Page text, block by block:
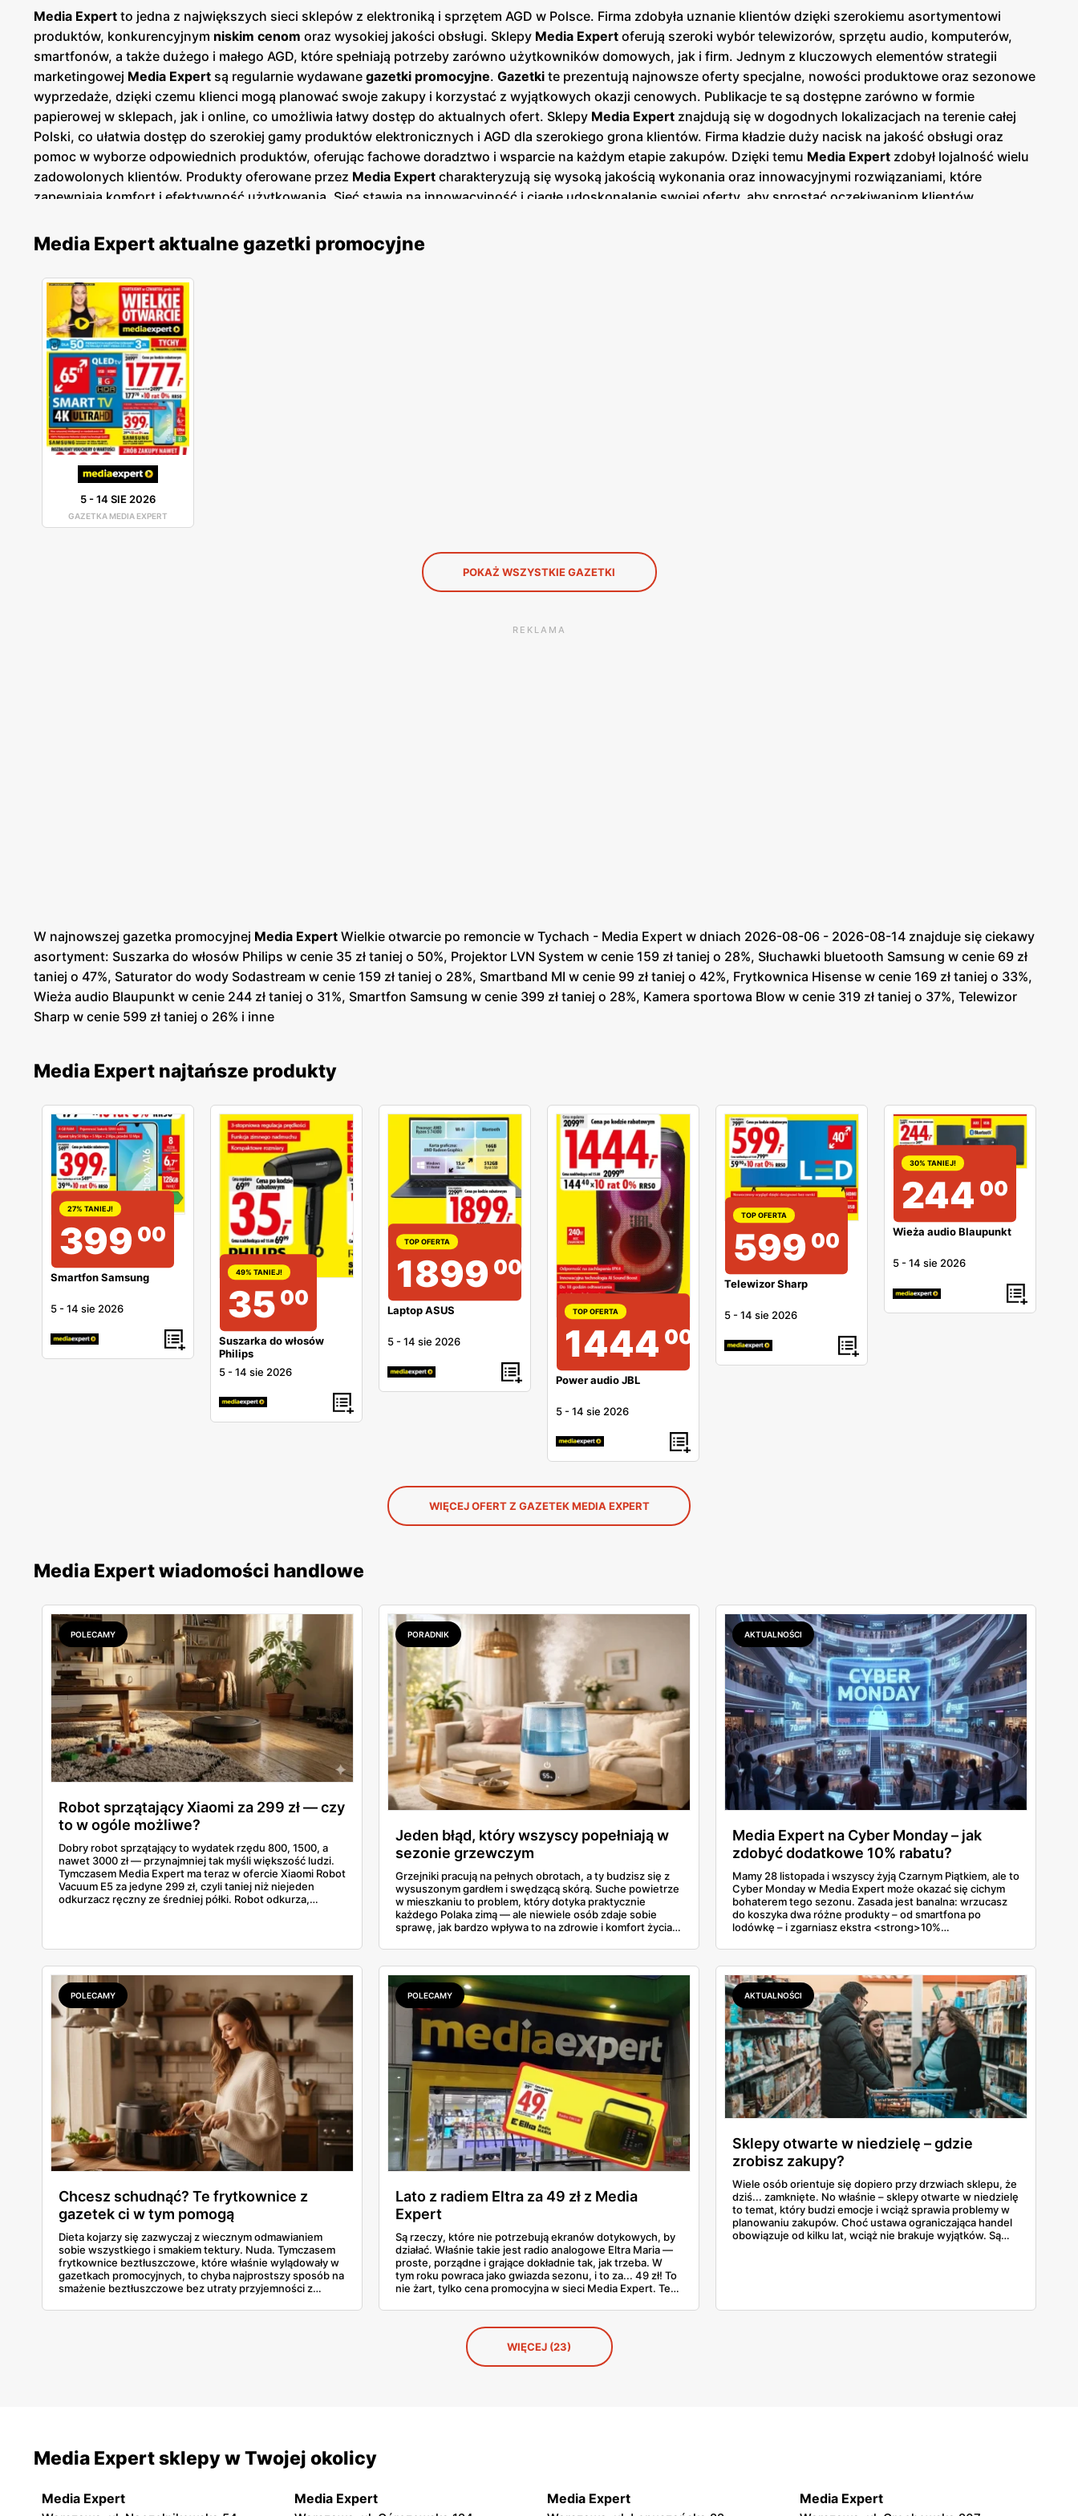
Media Expert to jedna z największych sieci sklepów z elektroniką i sprzętem AGD w Polsce. Firma zdobyła uznanie klientów dzięki szerokiemu asortymentowi
produktów, konkurencyjnym niskim cenom oraz wysokiej jakości obsługi. Sklepy Media Expert oferują szeroki wybór telewizorów, sprzętu audio, komputerów,
smartfonów, a także dużego i małego AGD, które spełniają potrzeby zarówno użytkowników domowych, jak i firm. Jednym z kluczowych elementów strategii
marketingowej Media Expert są regularnie wydawane gazetki promocyjne. Gazetki te prezentują najnowsze oferty specjalne, nowości produktowe oraz sezonowe
wyprzedaże, dzięki czemu klienci mogą planować swoje zakupy i korzystać z wyjątkowych okazji cenowych. Publikacje te są dostępne zarówno w formie
papierowej w sklepach, jak i online, co umożliwia łatwy dostęp do aktualnych ofert. Sklepy Media Expert znajdują się w dogodnych lokalizacjach na terenie całej
Polski, co ułatwia dostęp do szerokiej gamy produktów elektronicznych i AGD dla szerokiego grona klientów. Firma kładzie duży nacisk na jakość obsługi oraz
pomoc w wyborze odpowiednich produktów, oferując fachowe doradztwo i wsparcie na każdym etapie zakupów. Dzięki temu Media Expert zdobył lojalność wielu
zadowolonych klientów. Produkty oferowane przez Media Expert charakteryzują się wysoką jakością wykonania oraz innowacyjnymi rozwiązaniami, które
zapewniają komfort i efektywność użytkowania. Sieć stawia na innowacyjność i ciągłe udoskonalanie swojej oferty, aby sprostać oczekiwaniom klientów
Media Expert aktualne gazetki promocyjne
5-14 SIE 2026
GAZETKA MEDIA EXPERT
POKAŻ WSZYSTKIE GAZETKI
REKLAMA
W najnowszej gazetka promocyjnej Media Expert Wielkie otwarcie po remoncie w Tychach - Media Expert w dniach 2026-08-06 - 2026-08-14 znajduje się ciekawy
asortyment: Suszarka do włosów Philips w cenie 35 zł taniej o 50%, Projektor LVN System w cenie 159 zł taniej o 28%, Słuchawki bluetooth Samsung w cenie 69 zł
taniej o 47%, Saturator do wody Sodastream w cenie 159 zł taniej o 28%, Smartband MI w cenie 99 zł taniej o 42%, Frytkownica Hisense w cenie 169 zł taniej o 33%,
Wieża audio Blaupunkt w cenie 244 zł taniej o 31%, Smartfon Samsung w cenie 399 zł taniej o 28%, Kamera sportowa Blow w cenie 319 zł taniej o 37%, Telewizor
Sharp w cenie 599 zł taniej o 26% i inne
Media Expert najtańsze produkty
27% TANIEJ!
399 00
Smartfon Samsung
5 -14 sie 2026
49% TANIEJ!
35 00
Suszarka do włosów
Philips
5 -14 sie 2026
TOP OFERTA
1899 00
Laptop ASUS
5 -14 sie 2026
TOP OFERTA
1444 00
Power audio JBL
5 -14 sie 2026
TOP OFERTA
599 00
Telewizor Sharp
5 -14 sie 2026
30% TANIEJ!
244 00
Wieża audio Blaupunkt
5 -14 sie 2026
WIĘCEJ OFERT Z GAZETEK MEDIA EXPERT
Media Expert wiadomości handlowe
POLECAMY
Robot sprzątający Xiaomi za 299 zł — czy
to w ogóle możliwe?
Dobry robot sprzątający to wydatek rzędu 800, 1500, a
nawet 3000 zł — przynajmniej tak myśli większość ludzi.
Tymczasem Media Expert ma teraz w ofercie Xiaomi Robot
Vacuum E5 za jedyne 299 zł, czyli taniej niż niejeden
odkurzacz ręczny ze średniej półki. Robot odkurza,
PORADNIK
Jeden błąd, który wszyscy popełniają w
sezonie grzewczym
Grzejniki pracują na pełnych obrotach, a ty budzisz się z
wysuszonym gardłem i swędzącą skórą. Suche powietrze
w mieszkaniu to problem, który dotyka praktycznie
każdego Polaka zimą — ale niewiele osób zdaje sobie
sprawę, jak bardzo wpływa to na zdrowie i komfort życia.
30%, podczas gdy norma mówi o minimum 40-60%.
Rozwiązanie? Prostsze, niż myślisz, i nie wymaga
remontów ani ogromnych wydatków.
AKTUALNOŚCI
Media Expert na Cyber Monday – jak
zdobyć dodatkowe 10% rabatu?
Mamy 28 listopada i wszyscy żyją Czarnym Piątkiem, ale to
Cyber Monday w Media Expert może okazać się cichym
bohaterem tego sezonu. Zasada jest banalna: wrzucasz
do koszyka dwa różne produkty – od smartfona po
lodówkę – i zgarniasz ekstra <strong>10%
sprawy. Zamiast czekać na cud, lepiej skupić się na
konkretach: aktywnych kodach i taktyce, która pozwoli
wycisnąć z tej promocji maksimum, zanim towar po prostu
zniknie z półek.
POLECAMY
Chcesz schudnąć? Te frytkownice z
gazetek ci w tym pomogą
Dieta kojarzy się zazwyczaj z wiecznym odmawianiem
sobie wszystkiego i smakiem tektury. Nuda. Tymczasem
frytkownice beztłuszczowe, które właśnie wylądowały w
gazetkach promocyjnych, to chyba najprostszy sposób na
smażenie beztłuszczowe bez utraty przyjemności z
obecnych cenach modeli takich jak Philips Ovi czy Tefal, aż
POLECAMY
Lato z radiem Eltra za 49 zł z Media
Expert
Są rzeczy, które nie potrzebują ekranów dotykowych, by
działać. Właśnie takie jest radio analogowe Eltra Maria —
proste, porządne i grające dokładnie tak, jak trzeba. W
tym roku powraca jako gwiazda sezonu, i to za... 49 zł! To
nie żart, tylko cena promocyjna w sieci Media Expert. Ten
pokrętłem i już jesteś tam, gdzie lato z radiem, szelest liści
i dźwięki z dzieciństwa. Bez Bluetootha, bez aplikacji, za
to z autentycznym urokiem. I nie trzeba żadnych
instrukcji, żeby wiedzieć, jak tego słuchać. Po prostu
AKTUALNOŚCI
Sklepy otwarte w niedzielę – gdzie
zrobisz zakupy?
Wiele osób orientuje się dopiero przy drzwiach sklepu, że
dziś... zamknięte. No właśnie – sklepy otwarte w niedzielę
to temat, który budzi emocje i wciąż sprawia problemy w
planowaniu zakupów. Choć ustawa ograniczająca handel
obowiązuje od kilku lat, wciąż nie brakuje wyjątków. Są
mieście.
WIĘCEJ (23)
Media Expert sklepy w Twojej okolicy
Media Expert Media Expert Media Expert Media Expert